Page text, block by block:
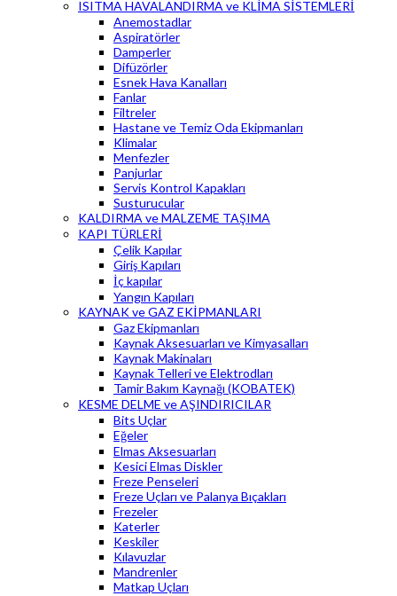
ISITMA HAVALANDIRMA ve KLİMA SİSTEMLERİ
Anemostadlar
Aspiratörler
Damperler
Difüzörler
Esnek Hava Kanalları
Fanlar
Filtreler
Hastane ve Temiz Oda Ekipmanları
Klimalar
Menfezler
Panjurlar
Servis Kontrol Kapakları
Susturucular
KALDIRMA ve MALZEME TAŞIMA
KAPI TÜRLERİ
Çelik Kapılar
Giriş Kapıları
İç kapılar
Yangın Kapıları
KAYNAK ve GAZ EKİPMANLARI
Gaz Ekipmanları
Kaynak Aksesuarları ve Kimyasalları
Kaynak Makinaları
Kaynak Telleri ve Elektrodları
Tamir Bakım Kaynağı (KOBATEK)
KESME DELME ve AŞINDIRICILAR
Bits Uçlar
Eğeler
Elmas Aksesuarları
Kesici Elmas Diskler
Freze Penseleri
Freze Uçları ve Palanya Bıçakları
Frezeler
Katerler
Keskiler
Kılavuzlar
Mandrenler
Matkap Uçları